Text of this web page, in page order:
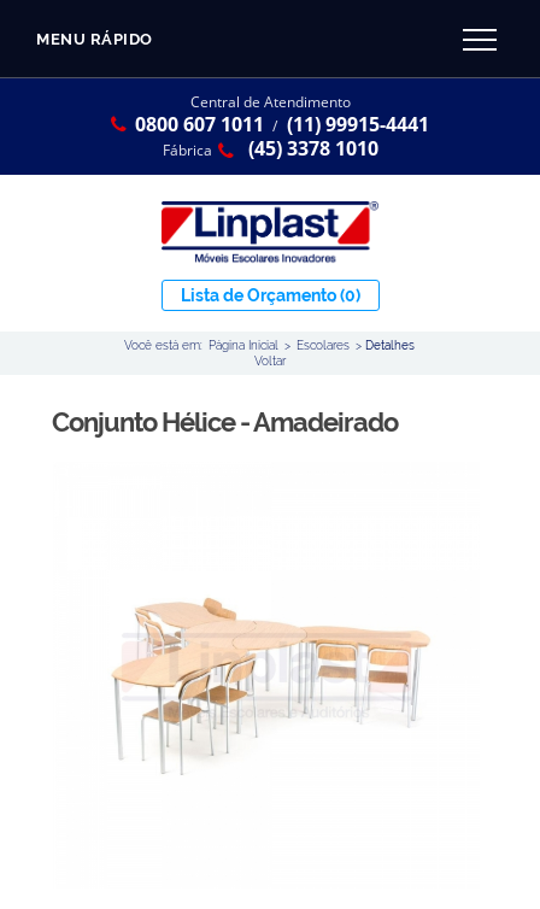
MENU RÁPIDO
Central de Atendimento
0800 607 1011 / (11) 99915-4441
Fábrica (45) 3378 1010
Lista de Orçamento(0)
Você está em: Página Inicial > Escolares >Detalhes
Voltar
Conjunto Hélice - Amadeirado
Linha Resina Plástica
Ambiente Maker
Armários em Aço
Quadro Branco
Linha Wood Prime
CATÁLOGO LINPLAST 2025
SOBRE A EMPRESA